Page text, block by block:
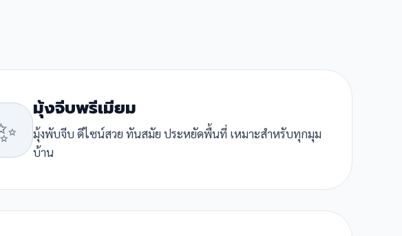
มุ้งจีบพรีเมียม
มุ้งพับจีบ ดีไซน์สวย ทันสมัย ประหยัดพื้นที่ เหมาะสำหรับทุกมุม
บ้าน